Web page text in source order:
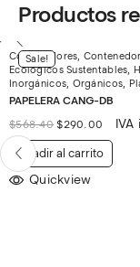
Productos
Sale!
Contenedores,
Ecológicos Sustentables,
Inorgánicos, Orgánicos,
PAPELERA CANG-DB
$568.40 El
original
era:
$568.40.
$290.00
actual
es:
Añadir al carrito
Quickview